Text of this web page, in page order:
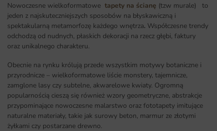
Nowoczesne wielkoformatowe tapety na ścianę (tzw murale) to
jeden z najskuteczniejszych sposobów na błyskawiczną i
spektakularną metamorfozę każdego wnętrza. Współczesne trendy
odchodzą od nudnych, płaskich dekoracji na rzecz głębi, faktury
oraz unikalnego charakteru.
Obecnie na rynku królują przede wszystkim motywy botaniczne i
przyrodnicze – wielkoformatowe liście monstery, tajemnicze,
zamglone lasy czy subtelne, akwarelowe kwiaty. Ogromną
popularnością cieszą się również wzory geometryczne, abstrakcje
przypominające nowoczesne malarstwo oraz fototapety imitujące
naturalne materiały, takie jak surowy beton, marmur ze złotymi
żyłkami czy postarzane drewno.